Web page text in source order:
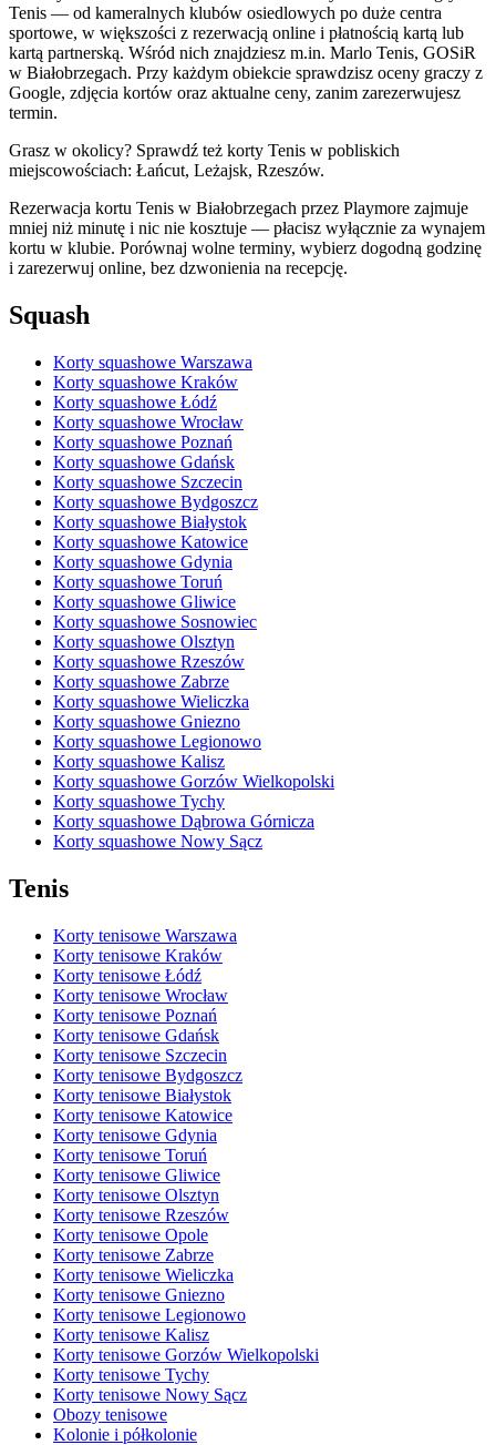
Tenis — od kameralnych klubów osiedlowych po duże centra
sportowe, w większości z rezerwacją online i płatnością kartą lub
kartą partnerską. Wśród nich znajdziesz m.in. Marlo Tenis, GOSiR
w Białobrzegach. Przy każdym obiekcie sprawdzisz oceny graczy z
Google, zdjęcia kortów oraz aktualne ceny, zanim zarezerwujesz
termin.
Grasz w okolicy? Sprawdź też korty Tenis w pobliskich
miejscowościach: Łańcut, Leżajsk, Rzeszów.
Rezerwacja kortu Tenis w Białobrzegach przez Playmore zajmuje
mniej niż minutę i nic nie kosztuje — płacisz wyłącznie za wynajem
kortu w klubie. Porównaj wolne terminy, wybierz dogodną godzinę
i zarezerwuj online, bez dzwonienia na recepcję.
Squash
Korty squashowe Warszawa
Korty squashowe Kraków
Korty squashowe Łódź
Korty squashowe Wrocław
Korty squashowe Poznań
Korty squashowe Gdańsk
Korty squashowe Szczecin
Korty squashowe Bydgoszcz
Korty squashowe Białystok
Korty squashowe Katowice
Korty squashowe Gdynia
Korty squashowe Toruń
Korty squashowe Gliwice
Korty squashowe Sosnowiec
Korty squashowe Olsztyn
Korty squashowe Rzeszów
Korty squashowe Zabrze
Korty squashowe Wieliczka
Korty squashowe Gniezno
Korty squashowe Legionowo
Korty squashowe Kalisz
Korty squashowe Gorzów Wielkopolski
Korty squashowe Tychy
Korty squashowe Dąbrowa Górnicza
Korty squashowe Nowy Sącz
Tenis
Korty tenisowe Warszawa
Korty tenisowe Kraków
Korty tenisowe Łódź
Korty tenisowe Wrocław
Korty tenisowe Poznań
Korty tenisowe Gdańsk
Korty tenisowe Szczecin
Korty tenisowe Bydgoszcz
Korty tenisowe Białystok
Korty tenisowe Katowice
Korty tenisowe Gdynia
Korty tenisowe Toruń
Korty tenisowe Gliwice
Korty tenisowe Olsztyn
Korty tenisowe Rzeszów
Korty tenisowe Opole
Korty tenisowe Zabrze
Korty tenisowe Wieliczka
Korty tenisowe Gniezno
Korty tenisowe Legionowo
Korty tenisowe Kalisz
Korty tenisowe Gorzów Wielkopolski
Korty tenisowe Tychy
Korty tenisowe Nowy Sącz
Obozy tenisowe
Kolonie i półkolonie